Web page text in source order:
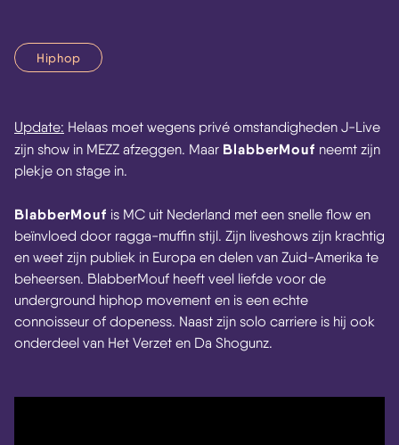
Hiphop
Update: Helaas moet wegens privé omstandigheden J-Live
zijn show in MEZZ afzeggen. Maar BlabberMouf neemt zijn
plekje on stage in.
BlabberMouf is MC uit Nederland met een snelle flow en
beïnvloed door ragga-muffin stijl. Zijn liveshows zijn krachtig
en weet zijn publiek in Europa en delen van Zuid-Amerika te
beheersen. BlabberMouf heeft veel liefde voor de
underground hiphop movement en is een echte
connoisseur of dopeness. Naast zijn solo carriere is hij ook
onderdeel van Het Verzet en Da Shogunz.